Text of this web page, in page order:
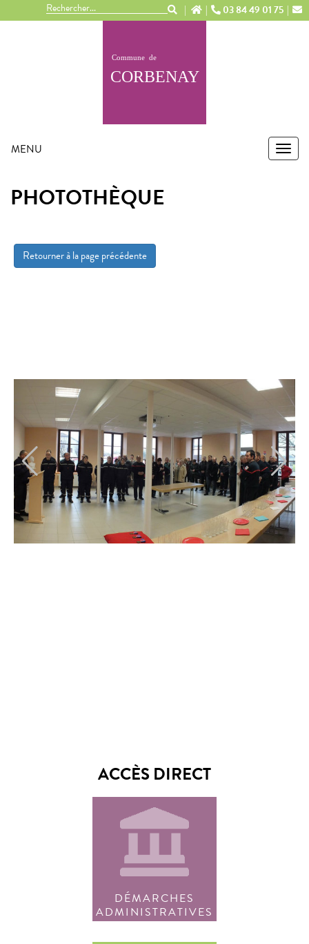
03 84 49 01 75
MENU
PHOTOTHÈQUE
Retourner à la page précédente
ACCÈS DIRECT
DÉMARCHES
ADMINISTRATIVES
Panneau de gestion des cookies